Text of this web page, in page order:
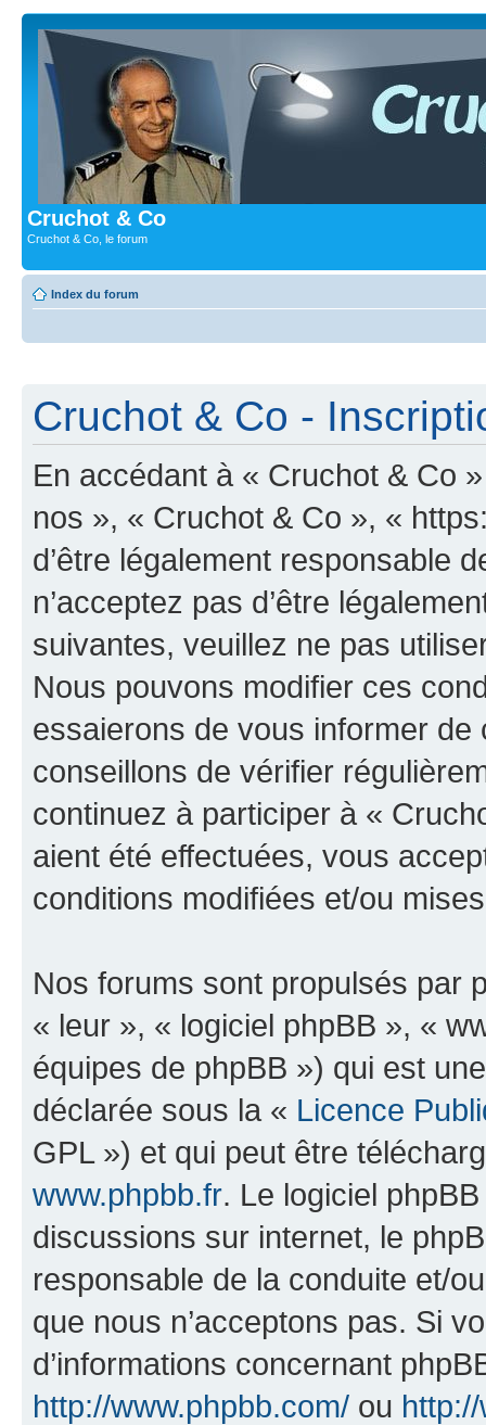
Cruchot & Co
Cruchot & Co, le forum
Index du forum
Cruchot & Co -
En accédant à « Cruchot & Co
nos », « Cruchot & Co », «
d’être légalement responsable
n’acceptez pas d’être
suivantes, veuillez ne pas
Nous pouvons modifier ces
essaierons de vous informer
conseillons de vérifier
continuez à participer à «
aient été effectuées, vous
conditions modifiées et/ou
Nos forums sont propulsés par
« leur », « logiciel phpBB », «
équipes de phpBB ») qui est
déclarée sous la « Licence
GPL ») et qui peut être
www.phpbb.fr. Le logiciel
discussions sur internet, le
responsable de la conduite et/
que nous n’acceptons pas. Si
d’informations concernant
http://www.phpbb.com/ ou